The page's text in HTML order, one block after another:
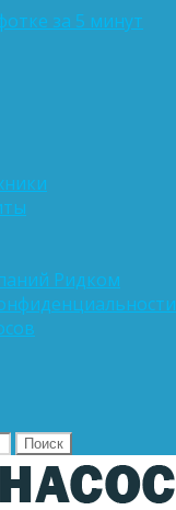
за 5 минут
Ридком